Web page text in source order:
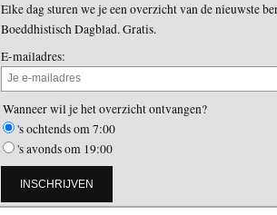
Elke dag sturen we je een overzicht van de nieuwste
Boeddhistisch Dagblad. Gratis.
E-mailadres:
Wanneer wil je het overzicht ontvangen?
's ochtends om 7:00
's avonds om 19:00